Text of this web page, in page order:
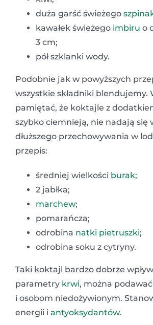
duża garść świeżego
kawałek świeżego imbiru o
3 cm;
pół szklanki wody.
Podobnie jak w powyższych
wszystkie składniki blendujemy.
pamiętać, że koktajle z
szybko ciemnieją, nie nadają się
dłuższego przechowywania w
przepis:
średniej wielkości burak;
2 jabłka;
marchew;
pomarańcza;
odrobina natki pietruszki;
odrobina soku z cytryny.
Taki koktajl bardzo dobrze
parametry krwi, można
i osobom niedożywionym.
energii i antyoksydantów.